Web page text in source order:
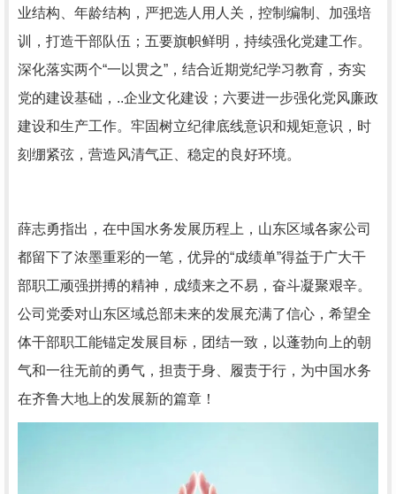
业结构、年龄结构，严把选人用人关，控制编制、加强培
训，打造干部队伍；五要旗帜鲜明，持续强化党建工作。
深化落实两个“一以贯之”，结合近期党纪学习教育，夯实
党的建设基础，..企业文化建设；六要进一步强化党风廉政
建设和生产工作。牢固树立纪律底线意识和规矩意识，时
刻绷紧弦，营造风清气正、稳定的良好环境。
薛志勇指出，在中国水务发展历程上，山东区域各家公司
都留下了浓墨重彩的一笔，优异的“成绩单”得益于广大干
部职工顽强拼搏的精神，成绩来之不易，奋斗凝聚艰辛。
公司党委对山东区域总部未来的发展充满了信心，希望全
体干部职工能锚定发展目标，团结一致，以蓬勃向上的朝
气和一往无前的勇气，担责于身、履责于行，为中国水务
在齐鲁大地上的发展新的篇章！